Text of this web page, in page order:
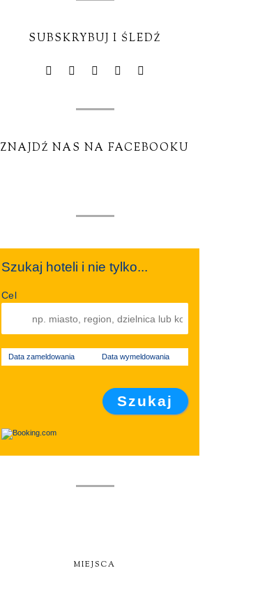
SUBSKRYBUJ I ŚLEDŹ
ZNAJDŹ NAS NA FACEBOOKU
Szukaj hoteli i nie tylko...
Cel
Data zameldowania Data wymeldowania
MIEJSCA